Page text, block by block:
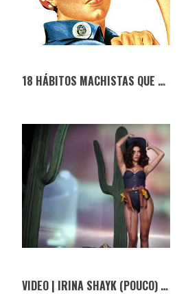
18 HÁBITOS MACHISTAS QUE DEVEMOS ABANDONAR EM 2018 (SEGUNDO AS MULHERES)
VIDEO | IRINA SHAYK (POUCO) VESTIDA DE COWGIRL